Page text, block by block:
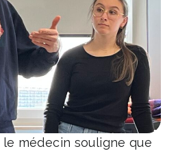
le médecin souligne que